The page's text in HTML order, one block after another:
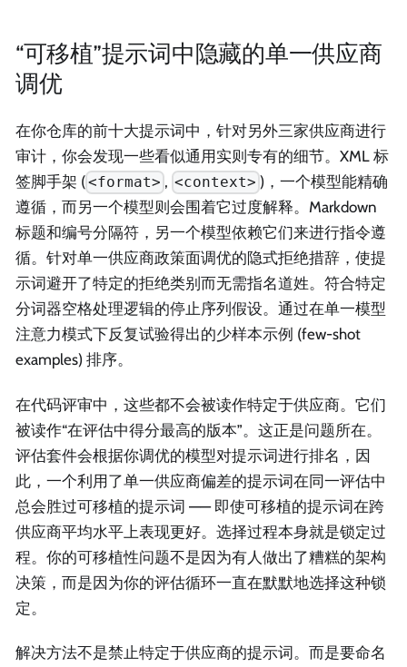
“可移植”提示词中隐藏的单一供应商
调优
在你仓库的前十大提示词中，针对另外三家供应商进行
审计，你会发现一些看似通用实则专有的细节。XML 标
签脚手架 (<format> , <context> )，一个模型能精确
遵循，而另一个模型则会围着它过度解释。Markdown
标题和编号分隔符，另一个模型依赖它们来进行指令遵
循。针对单一供应商政策面调优的隐式拒绝措辞，使提
示词避开了特定的拒绝类别而无需指名道姓。符合特定
分词器空格处理逻辑的停止序列假设。通过在单一模型
注意力模式下反复试验得出的少样本示例 (few-shot
examples) 排序。
在代码评审中，这些都不会被读作特定于供应商。它们
被读作“在评估中得分最高的版本”。这正是问题所在。
评估套件会根据你调优的模型对提示词进行排名，因
此，一个利用了单一供应商偏差的提示词在同一评估中
总会胜过可移植的提示词 —— 即使可移植的提示词在跨
供应商平均水平上表现更好。选择过程本身就是锁定过
程。你的可移植性问题不是因为有人做出了糟糕的架构
决策，而是因为你的评估循环一直在默默地选择这种锁
定。
解决方法不是禁止特定于供应商的提示词。而是要命名